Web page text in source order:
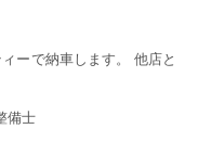
ーで納車します。 他店と
備士